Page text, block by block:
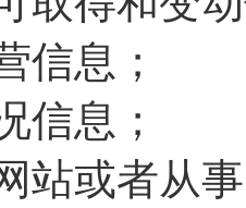
信息；
信息；
站或者从